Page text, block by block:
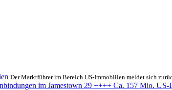
Der Marktführer im Bereich US-Immobilien meldet sich
im Jamestown 29 ++++ Ca. 157 Mio.